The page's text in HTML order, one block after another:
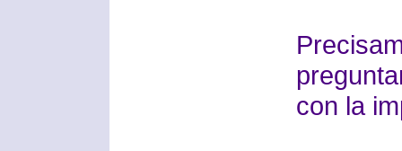
con la